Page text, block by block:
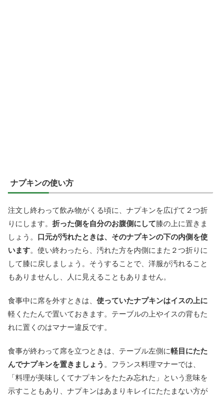
ナプキンの使い方
注文し終わって飲み物がくる頃に、ナプキンを広げて２つ折
りにします。 折った側を自分のお腹側にして膝の上に置きま
しょう。 口元が汚れたときは、そのナプキンの下の内側を使
います。使い終わったら、汚れた方を内側にまた２つ折りに
して膝に戻しましょう。そうすることで、洋服が汚れること
もありませんし、人に見えることもありません。
食事中に席を外すときは、 使っていたナプキンはイスの上に
軽くたたんで置いておきます。テーブルの上やイスの背もた
れに置くのはマナー違反です。
食事が終わって席を立つときは、テーブル左側に軽目にたた
んでナプキンを置きましょう 。フランス料理マナーでは、
「料理が美味しくてナプキンをたたみ忘れた」という意味を
示すこともあり、ナプキンはあまりキレイにたたまない方が